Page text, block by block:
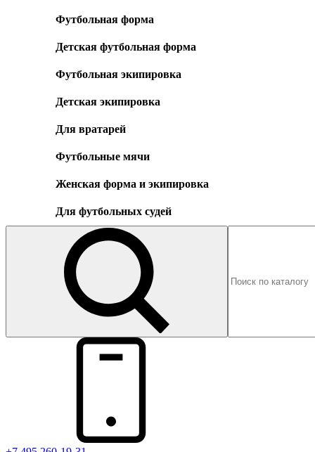
Футбольная форма
Детская футбольная форма
Футбольная экипировка
Детская экипировка
Для вратарей
Футбольные мячи
Женская форма и экипировка
Для футбольных судей